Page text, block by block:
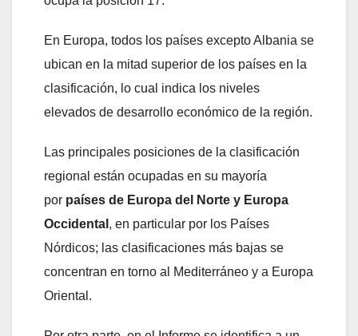
En Europa, todos los países excepto Albania se
ubican en la mitad superior de los países en la
clasificación, lo cual indica los niveles
elevados de desarrollo económico de la región.
Las principales posiciones de la clasificación
regional están ocupadas en su mayoría
por países de Europa del Norte y Europa
Occidental , en particular por los Países
Nórdicos; las clasificaciones más bajas se
concentran en torno al Mediterráneo y a Europa
Oriental.